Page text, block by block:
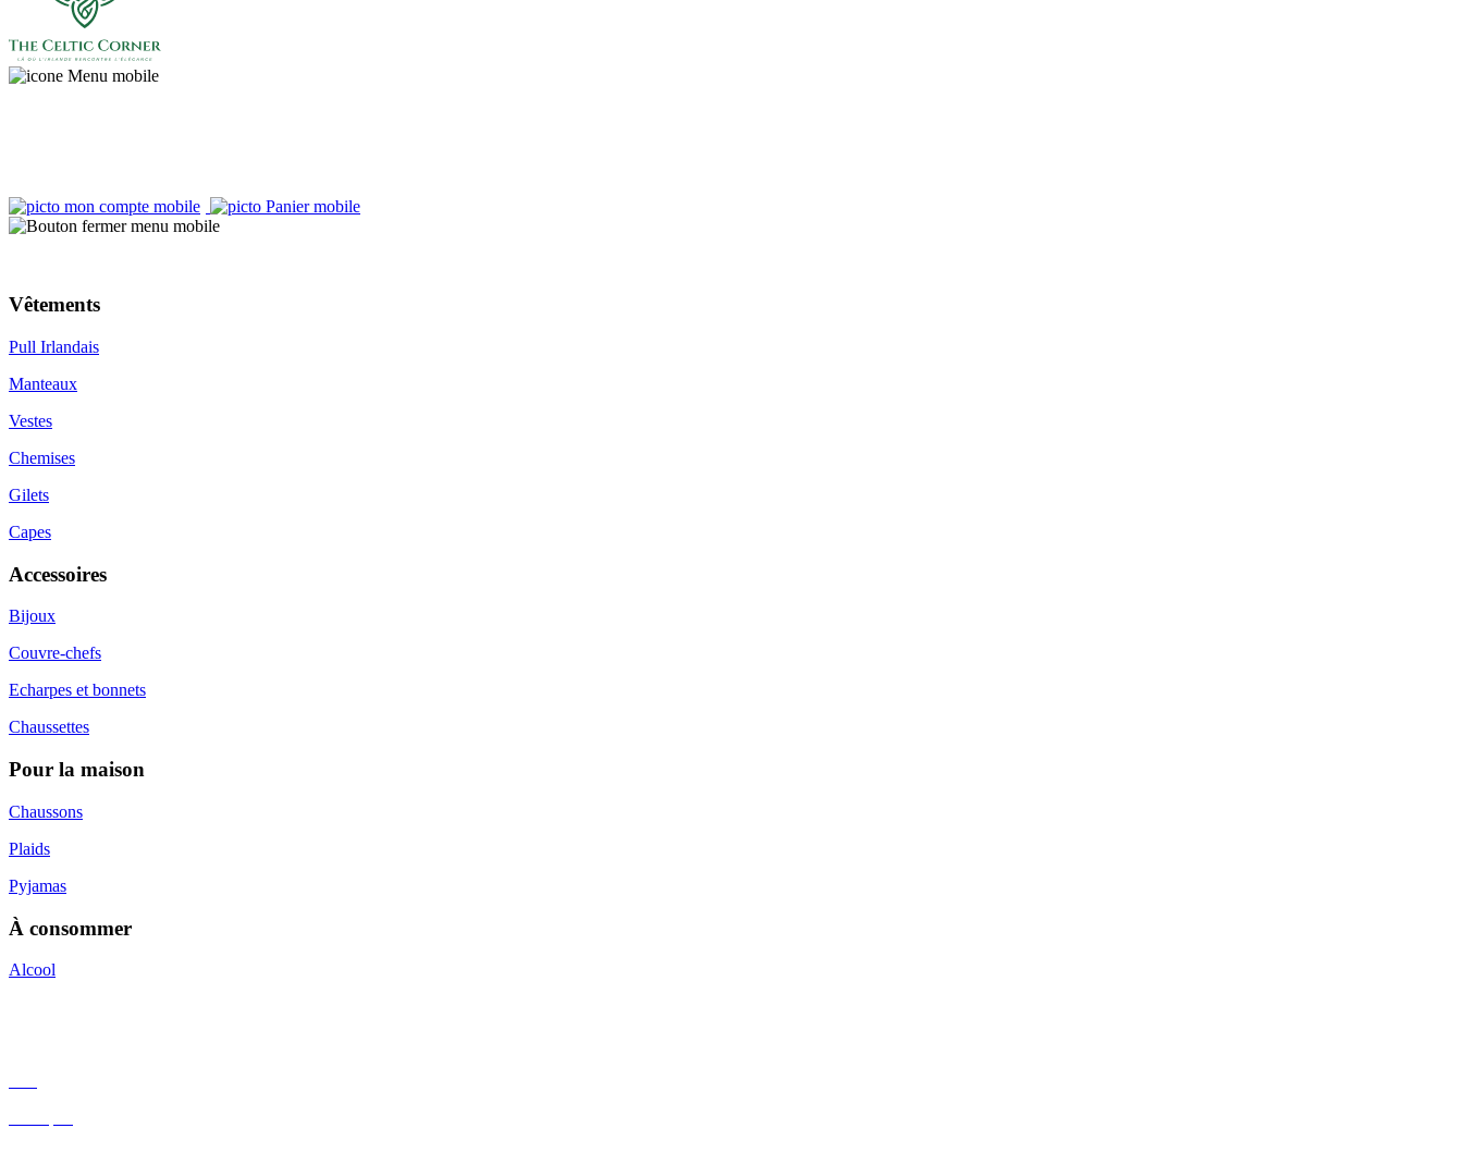
Vêtements
Pull Irlandais
Manteaux
Vestes
Chemises
Gilets
Capes
Accessoires
Bijoux
Couvre-chefs
Echarpes et bonnets
Chaussettes
Pour la maison
Chaussons
Plaids
Pyjamas
À consommer
Alcool